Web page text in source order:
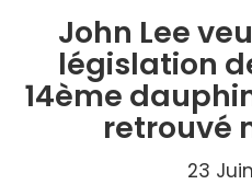
John Lee
législation
14ème
retrouvé
23